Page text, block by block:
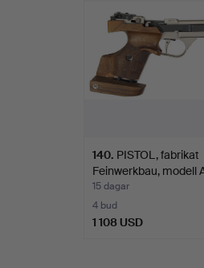
fabrikat
AW93,
kaliber
140. PISTOL, fabrikat
Feinwerkbau, modell
15 dagar
4 bud
1 108 USD